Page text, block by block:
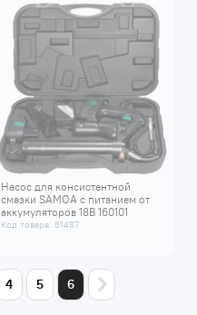
Насос для консистентной
смазки SAMOA с питанием от
аккумуляторов 18В 160101
Код товара: 51487
4 5 6